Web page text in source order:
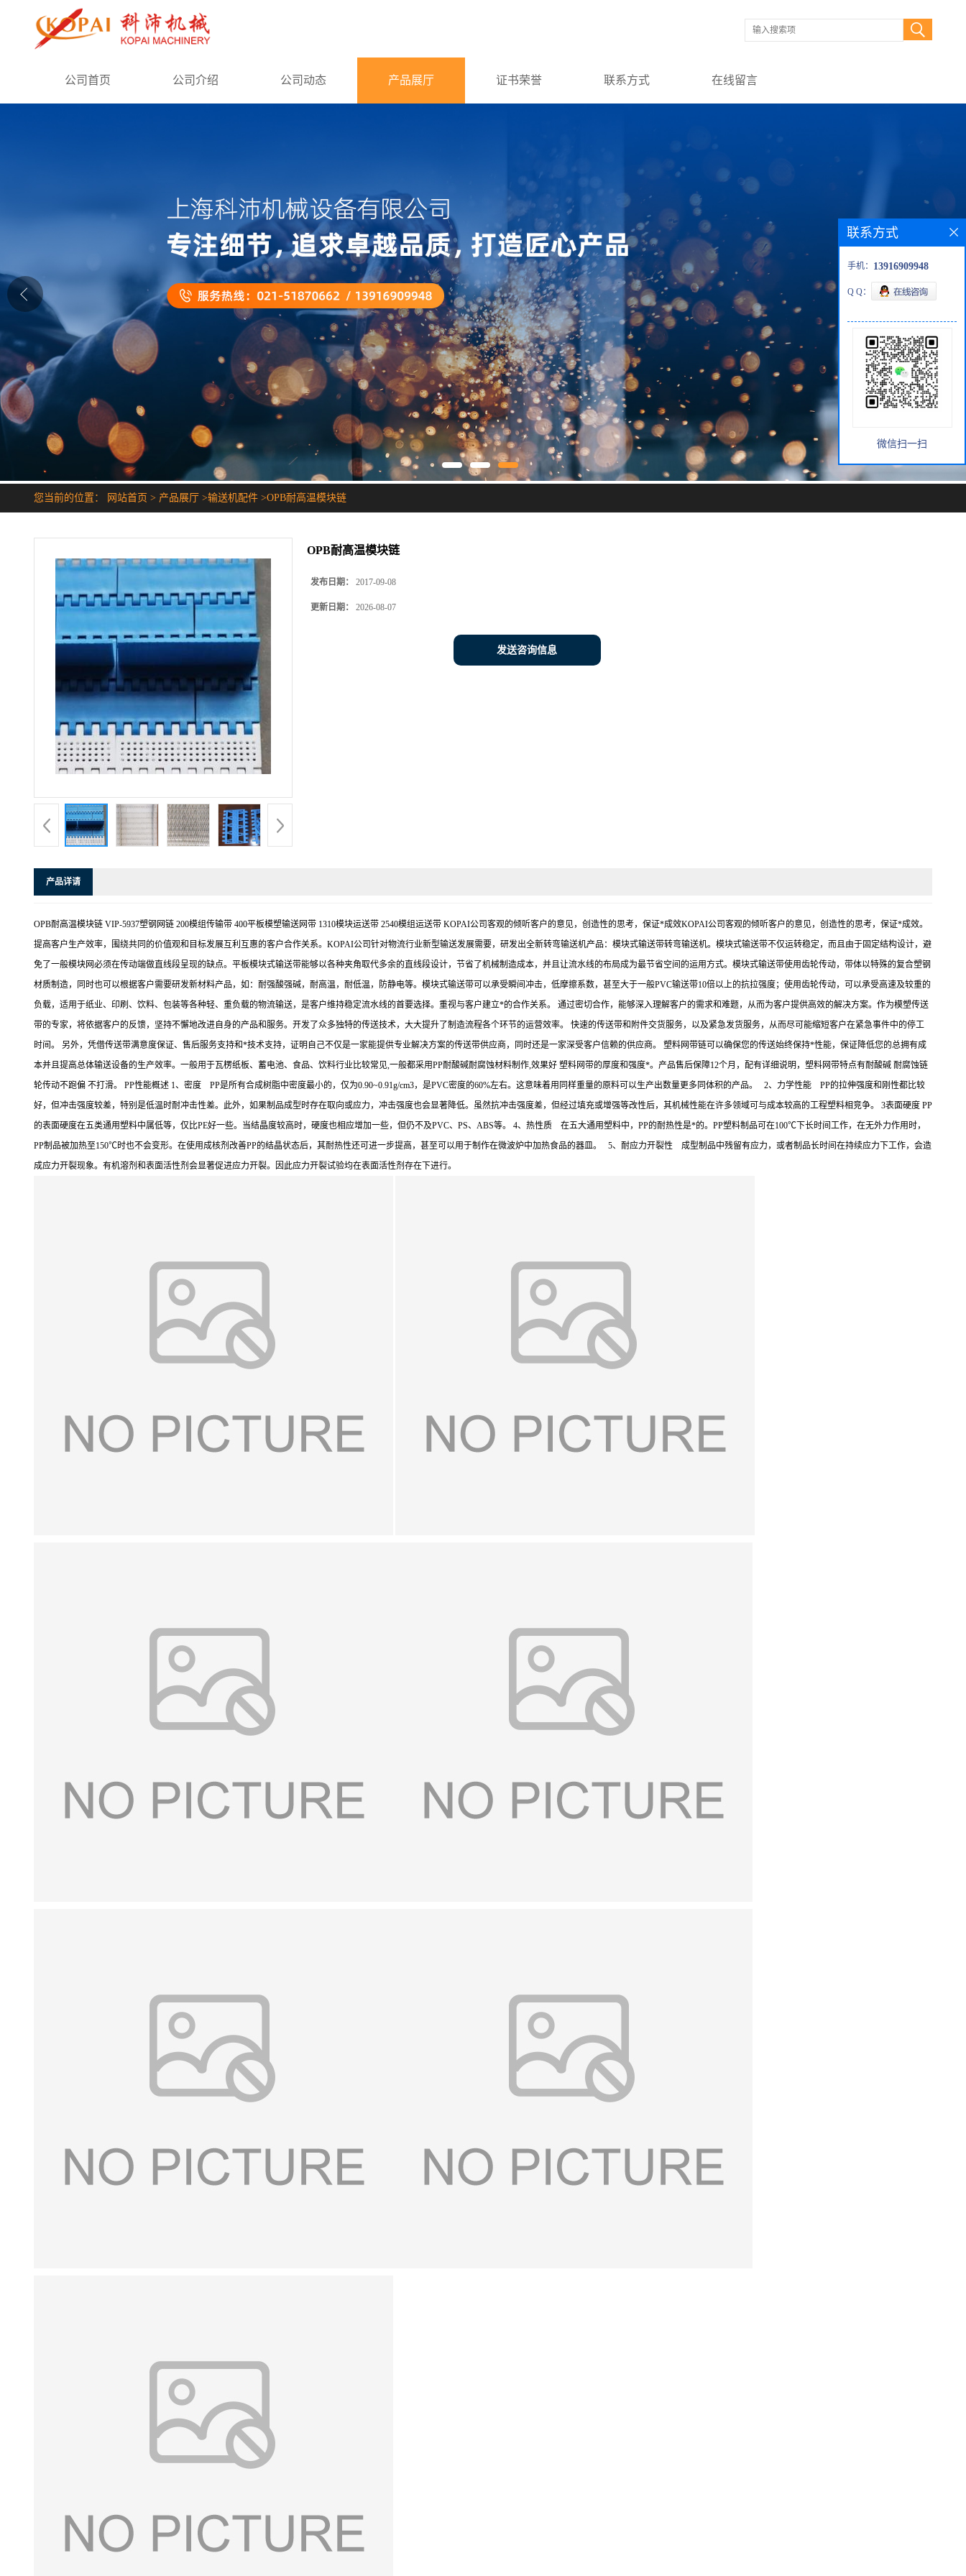
公司首页
公司首页 公司介绍 公司动态 产品展厅 证书荣誉 联系方式 在线留言
您当前的位置： 网站首页 > 产品展厅 >输送机配件 >OPB耐高温模块链
OPB耐高温模块链
发布日期： 2017-09-08
更新日期： 2026-08-07
发送咨询信息
产品详请
OPB耐高温模块链 VIP-5937塑钢网链 200模组传输带 400平板模塑输送网带 1310模块运送带 2540模组运送带 KOPAI公司客观的倾听客户的意见，创造性的思考，保证*成效KOPAI公司客观的倾听客户的意见，创造性的思考，保证*成效。
提高客户生产效率，围绕共同的价值观和目标发展互利互惠的客户合作关系。KOPAI公司针对物流行业新型输送发展需要，研发出全新转弯输送机产品：模块式输送带转弯输送机。模块式输送带不仅运转稳定，而且由于固定结构设计，避
免了一般模块网必须在传动端做直线段呈现的缺点。平板模块式输送带能够以各种夹角取代多余的直线段设计，节省了机械制造成本，并且让流水线的布局成为最节省空间的运用方式。模块式输送带使用齿轮传动，带体以特殊的复合塑钢
材质制造，同时也可以根据客户需要研发新材料产品，如：耐强酸强碱，耐高温，耐低温，防静电等。模块式输送带可以承受瞬间冲击，低摩擦系数，甚至大于一般PVC输送带10倍以上的抗拉强度；使用齿轮传动，可以承受高速及较重的
负载，适用于纸业、印刷、饮料、包装等各种轻、重负载的物流输送，是客户维持稳定流水线的首要选择。重视与客户建立*的合作关系。 通过密切合作，能够深入理解客户的需求和难题，从而为客户提供高效的解决方案。作为模塑传送
带的专家，将依据客户的反馈，坚持不懈地改进自身的产品和服务。开发了众多独特的传送技术，大大提升了制造流程各个环节的运营效率。 快速的传送带和附件交货服务，以及紧急发货服务，从而尽可能缩短客户在紧急事件中的停工
时间。 另外，凭借传送带满意度保证、售后服务支持和*技术支持，证明自己不仅是一家能提供专业解决方案的传送带供应商，同时还是一家深受客户信赖的供应商。 塑料网带链可以确保您的传送始终保持*性能，保证降低您的总拥有成
本并且提高总体输送设备的生产效率。一般用于瓦楞纸板、蓄电池、食品、饮料行业比较常见,一般都采用PP耐酸碱耐腐蚀材料制作,效果好 塑料网带的厚度和强度*。产品售后保障12个月，配有详细说明，塑料网带特点有耐酸碱 耐腐蚀链
轮传动不跑偏 不打滑。 PP性能概述 1、密度 PP是所有合成树脂中密度最小的，仅为0.90~0.91g/cm3，是PVC密度的60%左右。这意味着用同样重量的原料可以生产出数量更多同体积的产品。 2、力学性能 PP的拉伸强度和刚性都比较
好，但冲击强度较差，特别是低温时耐冲击性差。此外，如果制品成型时存在取向或应力，冲击强度也会显著降低。虽然抗冲击强度差，但经过填充或增强等改性后，其机械性能在许多领域可与成本较高的工程塑料相竞争。 3表面硬度 PP
的表面硬度在五类通用塑料中属低等，仅比PE好一些。当结晶度较高时，硬度也相应增加一些，但仍不及PVC、PS、ABS等。 4、热性质 在五大通用塑料中，PP的耐热性是*的。PP塑料制品可在100℃下长时间工作，在无外力作用时，
PP制品被加热至150℃时也不会变形。在使用成核剂改善PP的结晶状态后，其耐热性还可进一步提高，甚至可以用于制作在微波炉中加热食品的器皿。 5、耐应力开裂性 成型制品中残留有应力，或者制品长时间在持续应力下工作，会造
成应力开裂现象。有机溶剂和表面活性剂会显著促进应力开裂。因此应力开裂试验均在表面活性剂存在下进行。
联系方式
手机： 13916909948
Q Q：
微信扫一扫